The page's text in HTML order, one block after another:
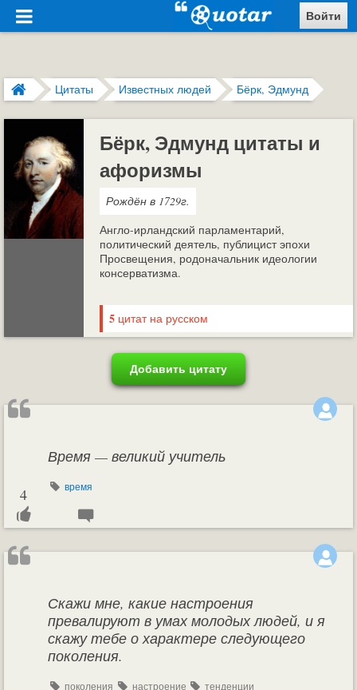
Войти
Цитаты Известных людей Бёрк, Эдмунд
Бёрк, Эдмунд цитаты и
афоризмы
Рождён в 1729г.
Англо-ирландский парламентарий,
политический деятель, публицист эпохи
Просвещения, родоначальник идеологии
консерватизма.
5 цитат на русском
Добавить цитату
Время — великий учитель
время
4
Скажи мне, какие настроения
превалируют в умах молодых людей, и я
скажу тебе о характере следующего
поколения.
поколения настроение тенденции